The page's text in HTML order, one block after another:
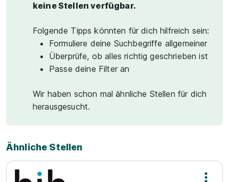
keine Stellen verfügbar.
Folgende Tipps könnten für dich hilfreich sein:
Formuliere deine Suchbegriffe allgemeiner
Überprüfe, ob alles richtig geschrieben ist
Passe deine Filter an
Wir haben schon mal ähnliche Stellen für dich
herausgesucht.
Ähnliche Stellen